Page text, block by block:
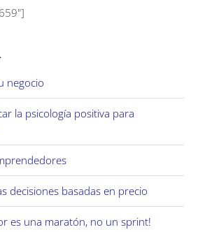
negocio
la psicología positiva para
decisiones basadas en precio
es una maratón, no un sprint!